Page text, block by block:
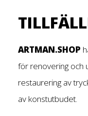
ARTMAN.SHOP
för renovering och
restaurering av
av konstutbudet.